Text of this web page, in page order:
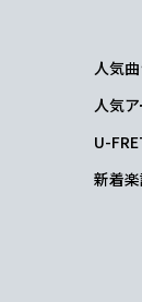
う言った
人気
人気
U-
新着